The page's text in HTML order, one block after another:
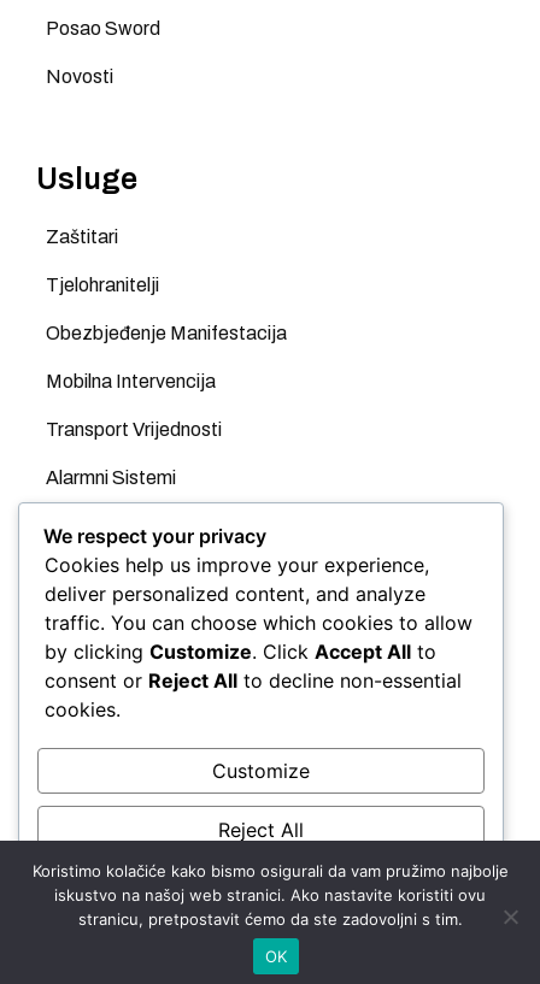
Posao Sword
Novosti
Usluge
Zaštitari
Tjelohranitelji
Obezbjeđenje Manifestacija
Mobilna Intervencija
Transport Vrijednosti
Alarmni Sistemi
Videonadzor
GPS
Evidencija Radnog Vremena
Kontrola Pristupa
Automatske rampe
Copyright ©2024. Sword Security d.o.o.
We respect your privacy
Cookies help us improve your experience,
deliver personalized content, and analyze
traffic. You can choose which cookies to allow
by clicking Customize. Click Accept All to
consent or Reject All to decline non-essential
cookies.
Customize
Reject All
Accept All
Koristimo kolačiće kako bismo osigurali da vam pružimo najbolje
iskustvo na našoj web stranici. Ako nastavite koristiti ovu
stranicu, pretpostavit ćemo da ste zadovoljni s tim.
OK